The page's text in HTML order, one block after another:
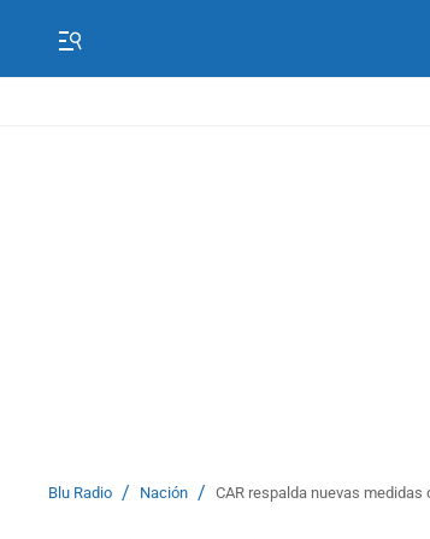
Blu Radio / Nación / CAR respalda nuevas